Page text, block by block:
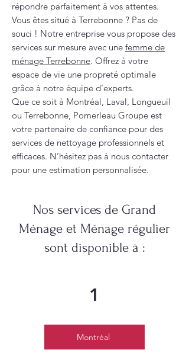
répondre parfaitement à vos attentes.
Vous êtes situé à Terrebonne ? Pas de
souci ! Notre entreprise vous propose des
services sur mesure avec une femme de
ménage Terrebonne. Offrez à votre
espace de vie une propreté optimale
grâce à notre équipe d’experts.
Que ce soit à Montréal, Laval, Longueuil
ou Terrebonne, Pomerleau Groupe est
votre partenaire de confiance pour des
services de nettoyage professionnels et
efficaces. N’hésitez pas à nous contacter
pour une estimation personnalisée.
Nos services de Grand
Ménage et Ménage régulier
sont disponible à :
1
Montréal